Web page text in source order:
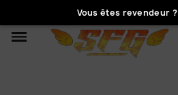
Vous êtes revendeur ?